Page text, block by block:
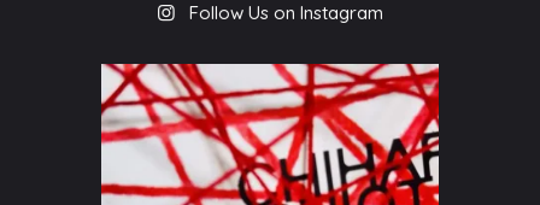
Follow Us on Instagram